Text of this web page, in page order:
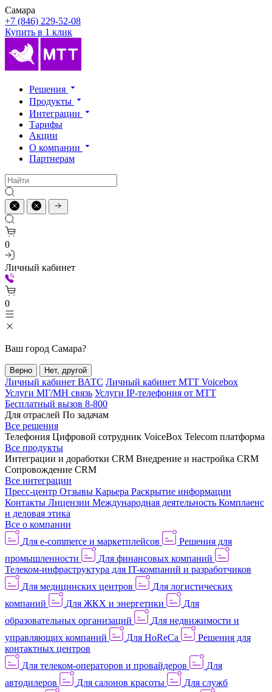
Самара
+7 (846) 229-52-08
Купить в 1 клик
Решения
Продукты
Интеграции
Тарифы
Акции
О компании
Партнерам
0
Личный кабинет
0
Ваш город Самара?
Верно Нет, другой
Личный кабинет ВАТС Личный кабинет МТТ Voicebox
Услуги МГ/МН связь Услуги IP-телефония от МТТ
Бесплатный вызов 8-800
Для отраслей По задачам
Все решения
Телефония Цифровой сотрудник VoiceBox Telecom платформа
Все продукты
Интеграции и доработки CRM Внедрение и настройка CRM
Сопровождение CRM
Все интеграции
Пресс-центр Отзывы Карьера Раскрытие информации
Контакты Лицензии Международная деятельность Комплаенс
и деловая этика
Все о компании
Для e-commerce и маркетплейсов
Решения для
промышленности
Для финансовых компаний
Телеком-инфраструктура для IT-компаний и разработчиков
Для медицинских центров
Для логистических
компаний
Для ЖКХ и энергетики
Для
образовательных организаций
Для недвижимости и
управляющих компаний
Для HoReCa
Решения для
контактных центров
Для телеком-операторов и провайдеров
Для
автодилеров
Для салонов красоты
Для служб